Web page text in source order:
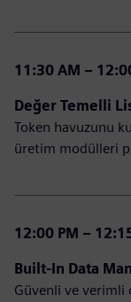
11:30 AM –
Değer Temelli
Token havuzunu
üretim modülleri
12:00 PM –
Built-In Data
Güvenli ve verimli